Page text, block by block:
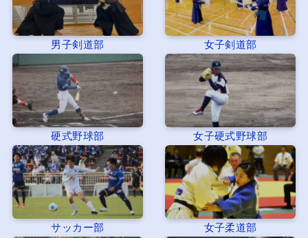
男子剣道部 女子剣道部
硬式野球部 女子硬式野球部
サッカー部 女子柔道部